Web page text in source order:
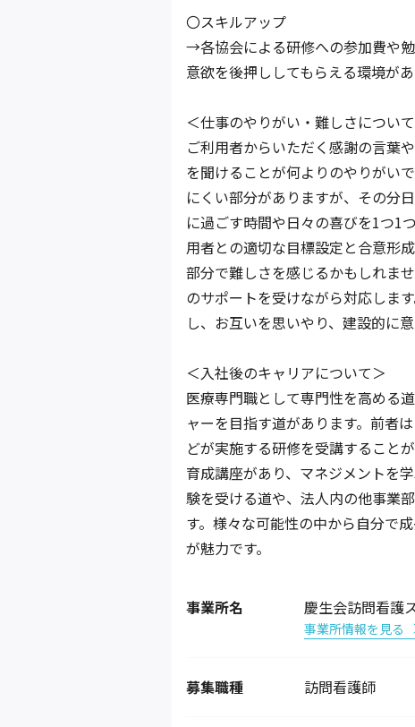
〇スキルアップ
→各協会による研修への参加費や
意欲を後押ししてもらえる環境があ
＜仕事のやりがい・難しさについ
ご利用者からいただく感謝の言
を聞けることが何よりのやりがい
にくい部分がありますが、その分
に過ごす時間や日々の喜びを1つ1
用者との適切な目標設定と合意形
部分で難しさを感じるかもしれま
のサポートを受けながら対応しま
し、お互いを思いやり、建設的に
＜入社後のキャリアについて＞
医療専門職として専門性を高める
ャーを目指す道があります。前者
どが実施する研修を受講すること
育成講座があり、マネジメントを
験を受ける道や、法人内の他事業
す。様々な可能性の中から自分で
が魅力です。
事業所名 慶生会訪問看護
事業所情報を見る
募集職種 訪問看護師